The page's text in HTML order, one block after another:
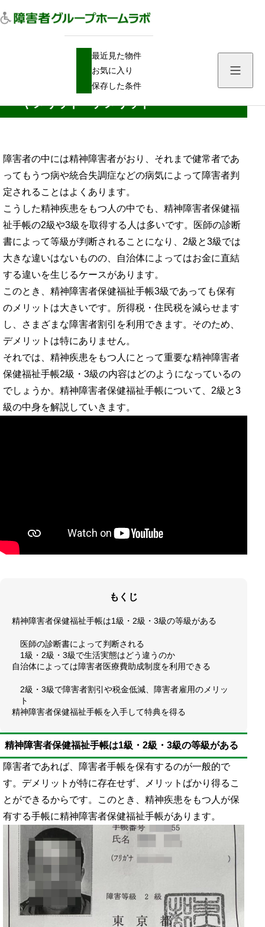
最近見た物件
お気に入り
保存した条件
精神障害者保健福祉手帳の2級と3級の違いやメリット・デメリット
精神障害者保健福祉手帳の2級と3級の違い
やメリット・デメリット
障害者の中には精神障害者がおり、それまで健常者であ
ってもうつ病や統合失調症などの病気によって障害者判
定されることはよくあります。
こうした精神疾患をもつ人の中でも、精神障害者保健福
祉手帳の2級や3級を取得する人は多いです。医師の診断
書によって等級が判断されることになり、2級と3級では
大きな違いはないものの、自治体によってはお金に直結
する違いを生じるケースがあります。
このとき、精神障害者保健福祉手帳3級であっても保有
のメリットは大きいです。所得税・住民税を減らせます
し、さまざまな障害者割引を利用できます。そのため、
デメリットは特にありません。
それでは、精神疾患をもつ人にとって重要な精神障害者
保健福祉手帳2級・3級の内容はどのようになっているの
でしょうか。精神障害者保健福祉手帳について、2級と3
級の中身を解説していきます。
もくじ
精神障害者保健福祉手帳は1級・2級・3級の等級がある
医師の診断書によって判断される
1級・2級・3級で生活実態はどう違うのか
自治体によっては障害者医療費助成制度を利用できる
2級・3級で障害者割引や税金低減、障害者雇用のメリッ
ト
精神障害者保健福祉手帳を入手して特典を得る
精神障害者保健福祉手帳は1級・2級・3級の等級がある
障害者であれば、障害者手帳を保有するのが一般的で
す。デメリットが特に存在せず、メリットばかり得るこ
とができるからです。このとき、精神疾患をもつ人が保
有する手帳に精神障害者保健福祉手帳があります。